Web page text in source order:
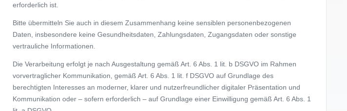
erforderlich ist.
Bitte übermitteln Sie auch in diesem Zusammenhang keine sensiblen personenbezogenen
Daten, insbesondere keine Gesundheitsdaten, Zahlungsdaten, Zugangsdaten oder sonstige
vertrauliche Informationen.
Die Verarbeitung erfolgt je nach Ausgestaltung gemäß Art. 6 Abs. 1 lit. b DSGVO im Rahmen
vorvertraglicher Kommunikation, gemäß Art. 6 Abs. 1 lit. f DSGVO auf Grundlage des
berechtigten Interesses an moderner, klarer und nutzerfreundlicher digitaler Präsentation und
Kommunikation oder – sofern erforderlich – auf Grundlage einer Einwilligung gemäß Art. 6 Abs. 1